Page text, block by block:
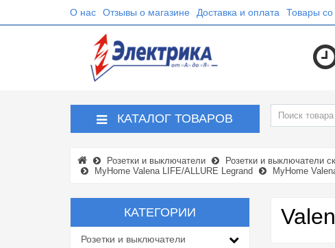
О нас Отзывы о магазине Доставка и оплата Товары со
КАТАЛОГ ТОВАРОВ
Розетки и выключатели Розетки и выключатели
MyHome Valena LIFE/ALLURE Legrand
MyHome
КАТЕГОРИИ
Розетки и выключатели